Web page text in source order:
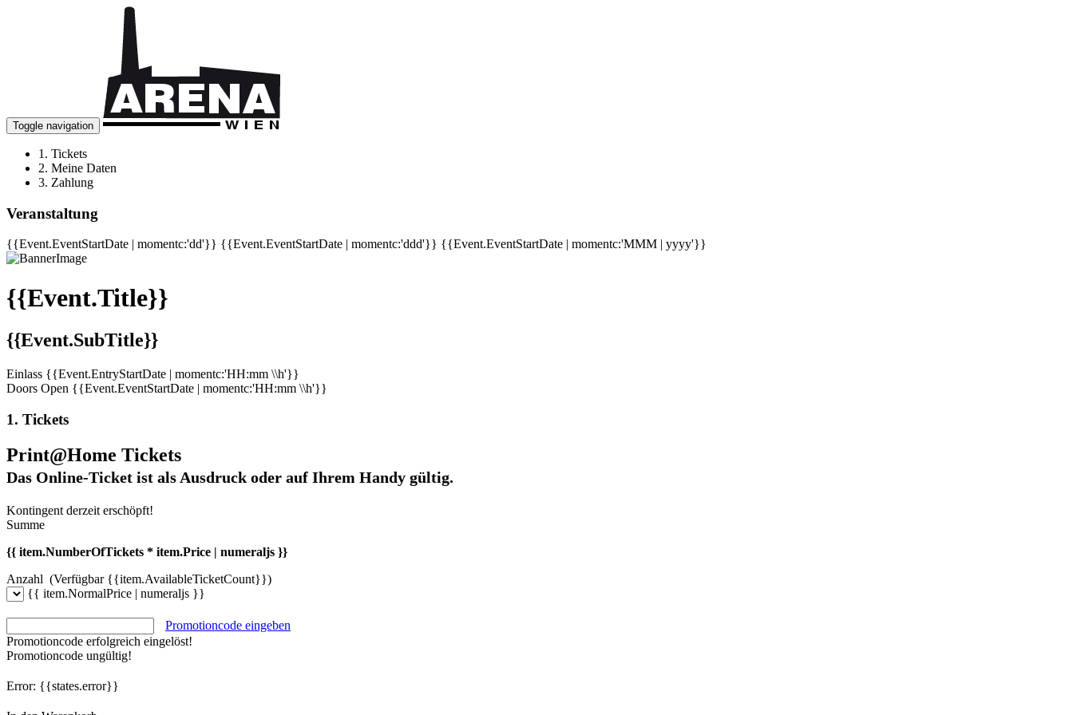
Toggle navigation
1. Tickets
2. Meine Daten
3. Zahlung
Veranstaltung
{{Event.EventStartDate | momentc:'dd'}} {{Event.EventStartDate | momentc:'ddd'}} {{Event.EventStartDate | momentc:'MMM | yyyy'}}
{{Event.Title}}
{{Event.SubTitle}}
Einlass {{Event.EntryStartDate | momentc:'HH:mm \\h'}}
Doors Open {{Event.EventStartDate | momentc:'HH:mm \\h'}}
1. Tickets
Print@Home Tickets
Das Online-Ticket ist als Ausdruck oder auf Ihrem Handy gültig.
Kontingent derzeit erschöpft!
Summe
{{ item.NumberOfTickets * item.Price | numeraljs }}
Anzahl (Verfügbar {{item.AvailableTicketCount}})
{{ item.NormalPrice | numeraljs }}
Promotioncode eingeben
Promotioncode erfolgreich eingelöst!
Promotioncode ungültig!
Error: {{states.error}}